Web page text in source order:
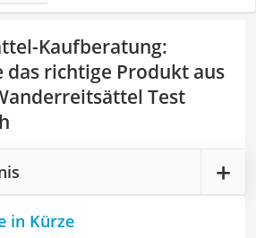
Kaufberatung:
das richtige Produkt aus
Test
in Kürze